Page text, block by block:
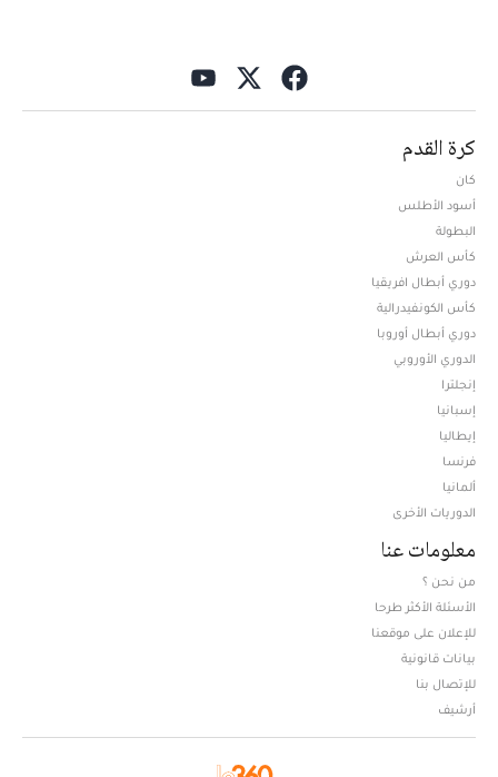
كرة القدم
كان
أسود الأطلس
البطولة
كأس العرش
دوري أبطال افريقيا
كأس الكونفيدرالية
دوري أبطال أوروبا
الدوري الأوروبي
إنجلترا
إسبانيا
إيطاليا
فرنسا
ألمانيا
الدوريات الأخرى
معلومات عنا
من نحن ؟
الأسئلة الأكثر طرحا
للإعلان على موقعنا
بيانات قانونية
للإتصال بنا
أرشيف